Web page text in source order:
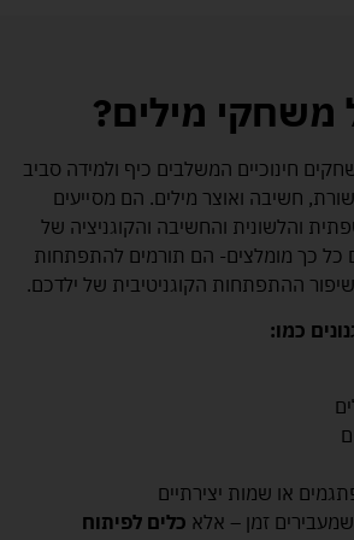
מילים?
חינוכיים המשלבים כיף ולמידה סביב
חשיבה ואוצר מילים. הם מסייעים
והלשונית והחשיבה והקוגניציה של
כל כך מומלצים- הם תורמים להתפתחות
ההתפתחות הקוגניטיבית של ילדכם.
כמו:
או שמות יצירתיים
זמן – אלא כלים לפיתוח